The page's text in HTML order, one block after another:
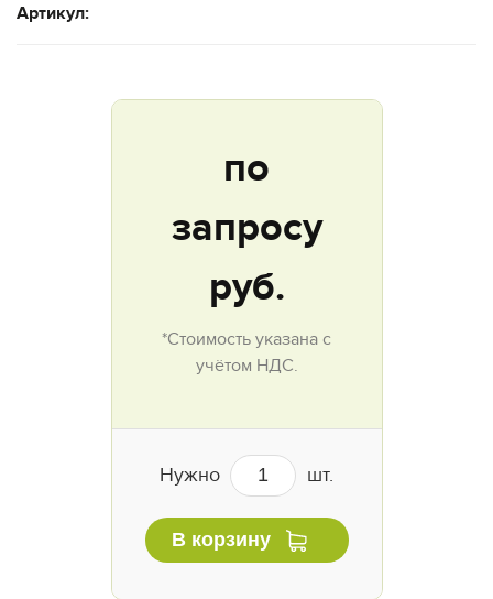
Артикул:
по
запросу
руб.
*Стоимость указана с
учётом НДС.
Нужно шт.
В корзину